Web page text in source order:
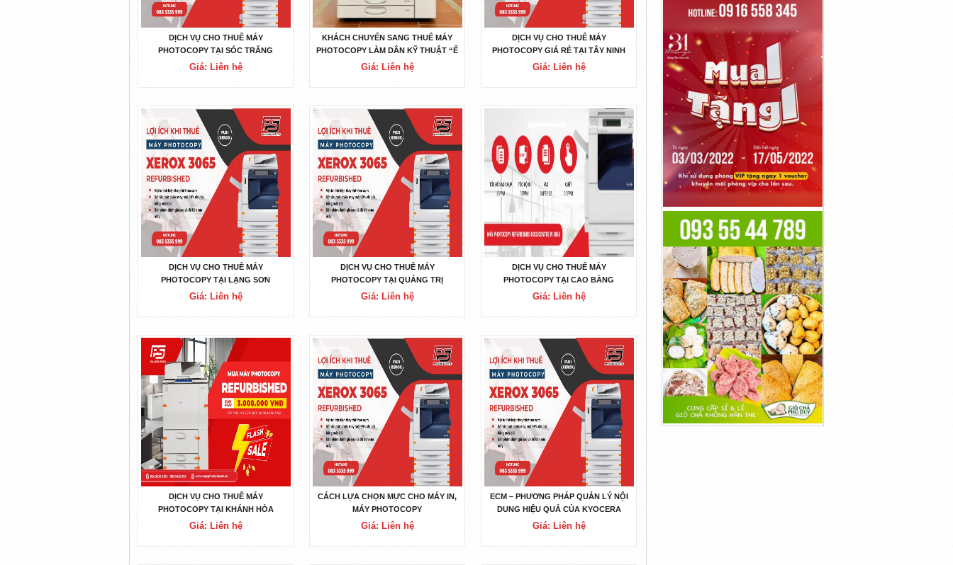
DỊCH VỤ CHO THUÊ MÁY
PHOTOCOPY TẠI SÓC TRĂNG
Giá: Liên hệ
KHÁCH CHUYỂN SANG THUÊ MÁY
PHOTOCOPY LÀM DÂN KỸ THUẬT “Ế
ẨM”
Giá: Liên hệ
DỊCH VỤ CHO THUÊ MÁY
PHOTOCOPY GIÁ RẺ TẠI TÂY NINH
Giá: Liên hệ
DỊCH VỤ CHO THUÊ MÁY
PHOTOCOPY TẠI LẠNG SƠN
Giá: Liên hệ
DỊCH VỤ CHO THUÊ MÁY
PHOTOCOPY TẠI QUẢNG TRỊ
Giá: Liên hệ
DỊCH VỤ CHO THUÊ MÁY
PHOTOCOPY TẠI CAO BẰNG
Giá: Liên hệ
DỊCH VỤ CHO THUÊ MÁY
PHOTOCOPY TẠI KHÁNH HÒA
Giá: Liên hệ
CÁCH LỰA CHỌN MỰC CHO MÁY IN,
MÁY PHOTOCOPY
Giá: Liên hệ
ECM – PHƯƠNG PHÁP QUẢN LÝ NỘI
DUNG HIỆU QUẢ CỦA KYOCERA
Giá: Liên hệ